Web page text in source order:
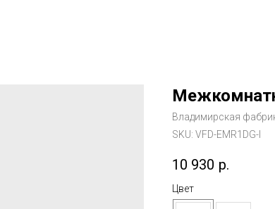
Владимирская
SKU: VFD-EMR1DG-I
10 930 р.
Цвет